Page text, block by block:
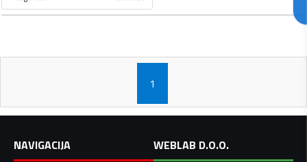
1
NAVIGACIJA
WEBLAB D.O.O.